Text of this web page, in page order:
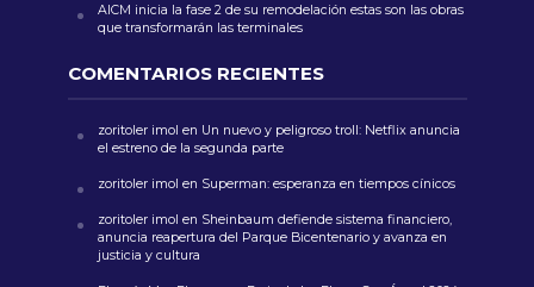
AICM inicia la fase 2 de su remodelación estas son las obras
que transformarán las terminales
COMENTARIOS RECIENTES
zoritoler imol en Un nuevo y peligroso troll: Netflix anuncia
el estreno de la segunda parte
zoritoler imol en Superman: esperanza en tiempos cínicos
zoritoler imol en Sheinbaum defiende sistema financiero,
anuncia reapertura del Parque Bicentenario y avanza en
justicia y cultura